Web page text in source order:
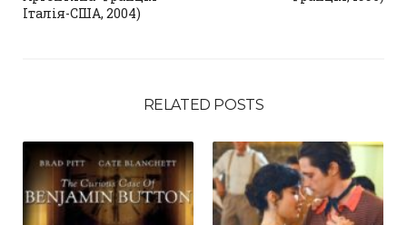
Італія-США, 2004)
RELATED POSTS